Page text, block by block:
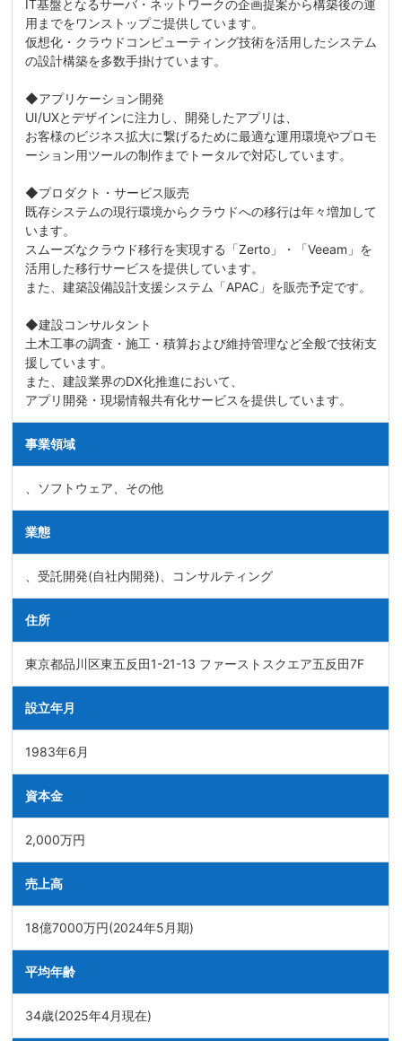
IT基盤となるサーバ・ネットワークの企画提案から構築後の運
用までをワンストップご提供しています。
仮想化・クラウドコンピューティング技術を活用したシステム
の設計構築を多数手掛けています。
◆アプリケーション開発
UI/UXとデザインに注力し、開発したアプリは、
お客様のビジネス拡大に繋げるために最適な運用環境やプロモ
ーション用ツールの制作までトータルで対応しています。
◆プロダクト・サービス販売
既存システムの現行環境からクラウドへの移行は年々増加して
います。
スムーズなクラウド移行を実現する「Zerto」・「Veeam」を
活用した移行サービスを提供しています。
また、建築設備設計支援システム「APAC」を販売予定です。
◆建設コンサルタント
土木工事の調査・施工・積算および維持管理など全般で技術支
援しています。
また、建設業界のDX化推進において、
アプリ開発・現場情報共有化サービスを提供しています。
事業領域
、ソフトウェア、その他
業態
、受託開発(自社内開発)、コンサルティング
住所
東京都品川区東五反田1-21-13 ファーストスクエア五反田7F
設立年月
1983年6月
資本金
2,000万円
売上高
18億7000万円(2024年5月期)
平均年齢
34歳(2025年4月現在)